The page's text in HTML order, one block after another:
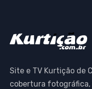
Site e TV Kurtição de
cobertura fotográfica,